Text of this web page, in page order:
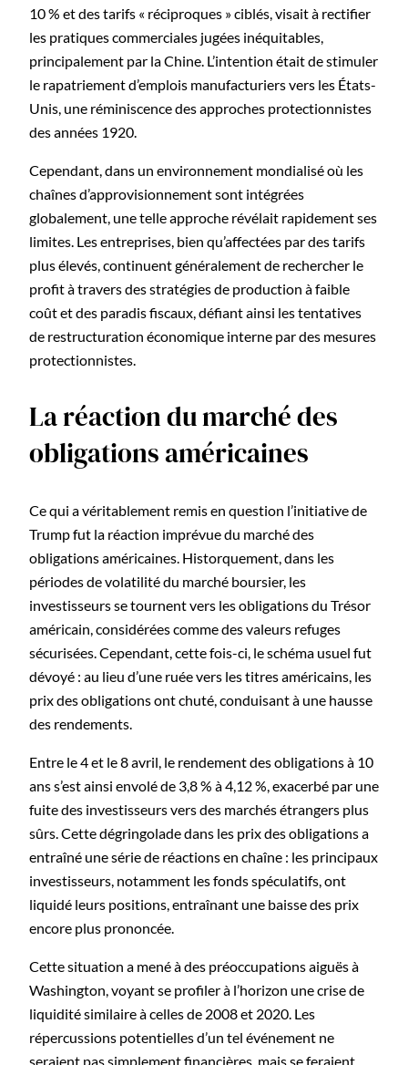
10 % et des tarifs « réciproques » ciblés, visait à rectifier
les pratiques commerciales jugées inéquitables,
principalement par la Chine. L’intention était de stimuler
le rapatriement d’emplois manufacturiers vers les États-
Unis, une réminiscence des approches protectionnistes
des années 1920.
Cependant, dans un environnement mondialisé où les
chaînes d’approvisionnement sont intégrées
globalement, une telle approche révélait rapidement ses
limites. Les entreprises, bien qu’affectées par des tarifs
plus élevés, continuent généralement de rechercher le
profit à travers des stratégies de production à faible
coût et des paradis fiscaux, défiant ainsi les tentatives
de restructuration économique interne par des mesures
protectionnistes.
La réaction du marché des
obligations américaines
Ce qui a véritablement remis en question l’initiative de
Trump fut la réaction imprévue du marché des
obligations américaines. Historquement, dans les
périodes de volatilité du marché boursier, les
investisseurs se tournent vers les obligations du Trésor
américain, considérées comme des valeurs refuges
sécurisées. Cependant, cette fois-ci, le schéma usuel fut
dévoyé : au lieu d’une ruée vers les titres américains, les
prix des obligations ont chuté, conduisant à une hausse
des rendements.
Entre le 4 et le 8 avril, le rendement des obligations à 10
ans s’est ainsi envolé de 3,8 % à 4,12 %, exacerbé par une
fuite des investisseurs vers des marchés étrangers plus
sûrs. Cette dégringolade dans les prix des obligations a
entraîné une série de réactions en chaîne : les principaux
investisseurs, notamment les fonds spéculatifs, ont
liquidé leurs positions, entraînant une baisse des prix
encore plus prononcée.
Cette situation a mené à des préoccupations aiguës à
Washington, voyant se profiler à l’horizon une crise de
liquidité similaire à celles de 2008 et 2020. Les
répercussions potentielles d’un tel événement ne
seraient pas simplement financières, mais se feraient